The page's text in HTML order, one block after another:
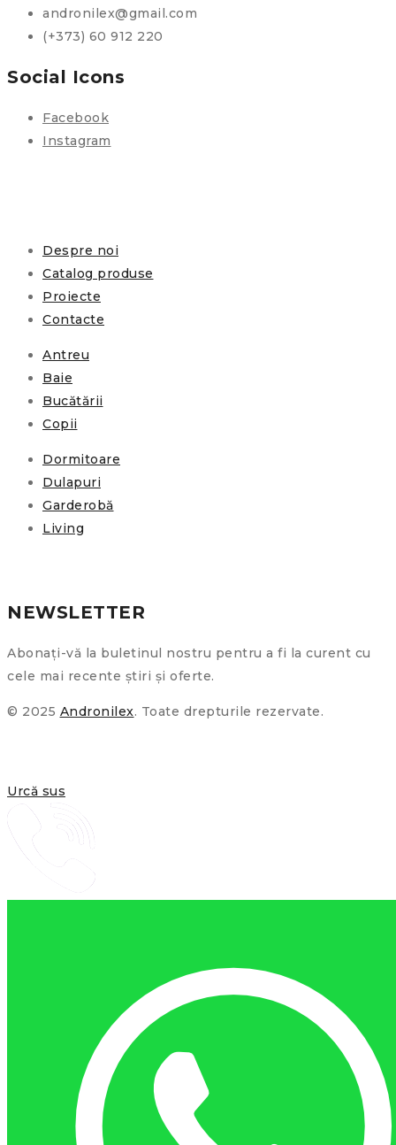
andronilex@gmail.com
(+373) 60 912 220
Social Icons
Facebook
Instagram
Despre noi
Catalog produse
Proiecte
Contacte
Antreu
Baie
Bucătării
Copii
Dormitoare
Dulapuri
Garderobă
Living
NEWSLETTER
Abonați-vă la buletinul nostru pentru a fi la curent cu
cele mai recente știri și oferte.
© 2025 Andronilex. Toate drepturile rezervate.
Urcă sus